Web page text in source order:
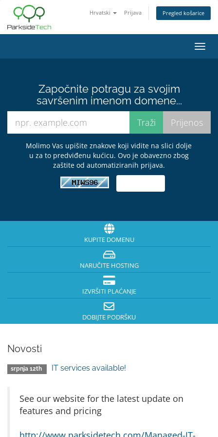
Hrvatski Prijava Pregled košarice
Započnite potragu za svojim
savršenim imenom domene...
Molimo Vas upišite znakove koji vidite na slici dolje
u za to predviđenu kućicu. Ovo je obavezno zbog
zaštite od automatiziranih prijava.
KUPITE DOMENU
NARUČITE HOSTING
IZVRŠITI PLAĆANJE
DOBIJTE PODRŠKU
Novosti
srpnja 12th IT services available!
See our website for the latest update on
features and pricing